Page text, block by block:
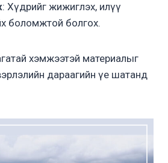
: Хүдрийг жижиглэх, илүү
боломжтой болгох.
хэмжээтэй материалыг
дараагийн үе шатанд